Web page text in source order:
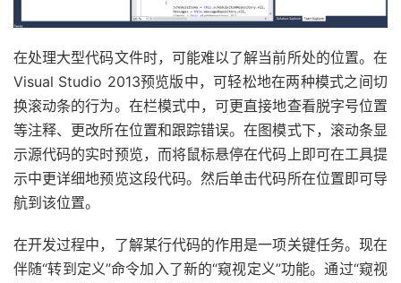
在处理大型代码文件时，可能难以了解当前所处的位置。在
Visual Studio 2013预览版中，可轻松地在两种模式之间切
换滚动条的行为。在栏模式中，可更直接地查看脱字号位置
等注释、更改所在位置和跟踪错误。在图模式下，滚动条显
示源代码的实时预览，而将鼠标悬停在代码上即可在工具提
示中更详细地预览这段代码。然后单击代码所在位置即可导
航到该位置。
在开发过程中，了解某行代码的作用是一项关键任务。现在
伴随“转到定义”命令加入了新的“窥视定义”功能。通过“窥视